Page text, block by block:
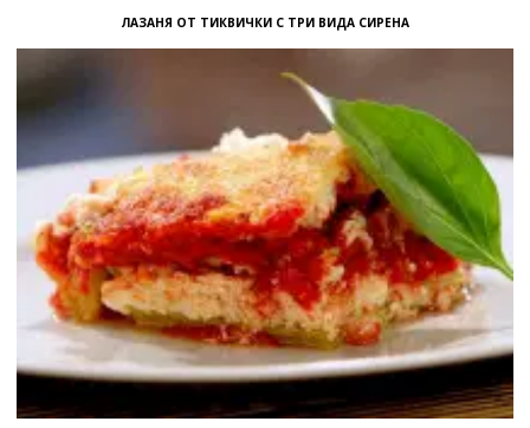
ЛАЗАНЯ ОТ ТИКВИЧКИ С ТРИ ВИДА СИРЕНА